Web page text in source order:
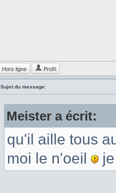
Hors ligne Profil
Sujet du message:
Meister a écrit:
qu'il aille tous
moi le n'oeil